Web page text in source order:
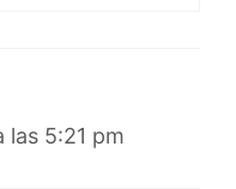
las 5:21 pm